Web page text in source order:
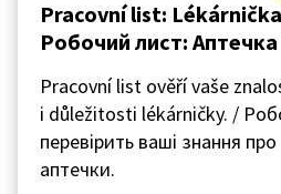
Pracovní list:
Робочий лист: Аптечка
Pracovní list ověří vaše
i důležitosti lékárničky. /
перевірить ваші знання про
аптечки.